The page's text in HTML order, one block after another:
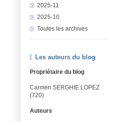
2025-11
2025-10
Toutes les archives
Les auteurs du blog
Propriétaire du blog
Carmen SERGHIE LOPEZ
(720)
Auteurs